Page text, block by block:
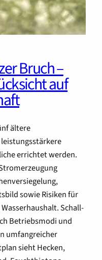
Bruch –
auf
ältere
errichtet werden.
sowie Risiken für
Schall-
Betriebsmodi und
umfangreicher
sieht Hecken,